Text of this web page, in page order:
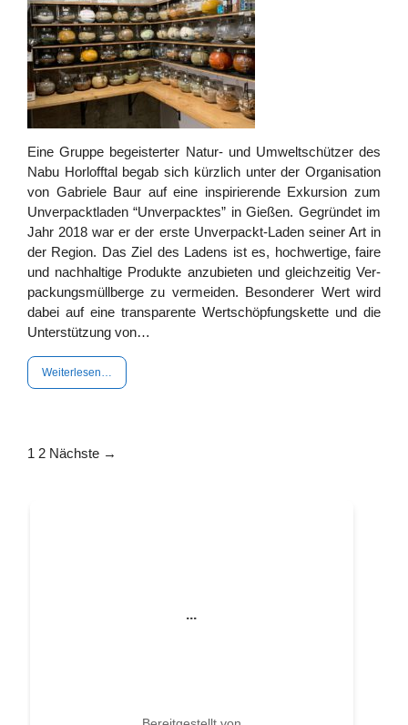
Eine Grup­pe begeis­ter­ter Natur- und Umwelt­schüt­zer des
Nabu Horl­off­tal begab sich kürz­lich unter der Orga­ni­sa­ti­on
von Gabrie­le Baur auf eine inspi­rie­ren­de Exkur­si­on zum
Unver­packt­la­den “Unver­pack­tes” in Gie­ßen. Gegrün­det im
Jahr 2018 war er der ers­te Unver­­­­­packt-Laden sei­ner Art in
der Regi­on. Das Ziel des Ladens ist es, hoch­wer­ti­ge, fai­re
und nach­hal­ti­ge Pro­duk­te anzu­bie­ten und gleich­zei­tig Ver­
pa­ckungs­müll­ber­ge zu ver­mei­den. Beson­de­rer Wert wird
dabei auf eine trans­pa­ren­te Wert­schöp­fungs­ket­te und die
Unter­stüt­zung von…
Wei­ter­le­sen…
1 2 Nächs­te →